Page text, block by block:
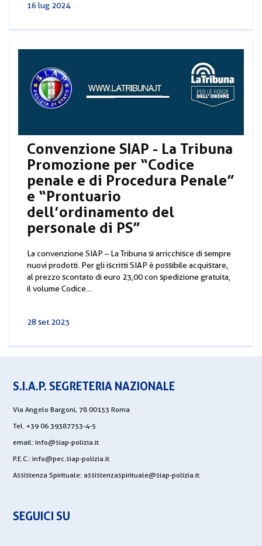
16 lug 2024
Convenzione SIAP - La Tribuna
Promozione per “Codice
penale e di Procedura Penale”
e “Prontuario
dell’ordinamento del
personale di PS”
La convenzione SIAP – La Tribuna si arricchisce di sempre
nuovi prodotti. Per gli iscritti SIAP è possibile acquistare,
al prezzo scontato di euro 23,00 con spedizione gratuita,
il volume Codice...
28 set 2023
S.I.A.P. SEGRETERIA NAZIONALE
Via Angelo Bargoni, 78 00153 Roma
Tel. +39 06 39387753-4-5
email: info@siap-polizia.it
P.E.C.: info@pec.siap-polizia.it
Assistenza Spirituale: assistenzaspirituale@siap-polizia.it
SEGUICI SU